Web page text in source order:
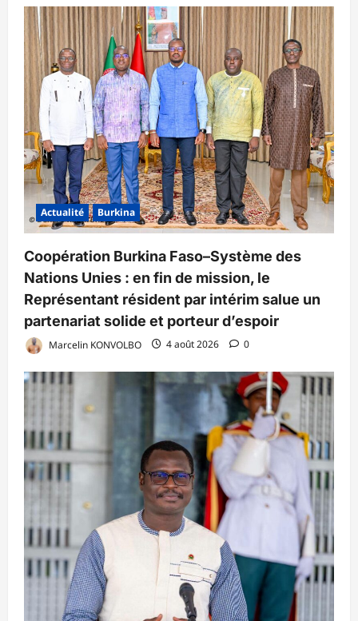
Actualité Burkina
Coopération Burkina Faso–Système des
Nations Unies : en fin de mission, le
Représentant résident par intérim salue un
partenariat solide et porteur d’espoir
Marcelin KONVOLBO 4 août 2026 0